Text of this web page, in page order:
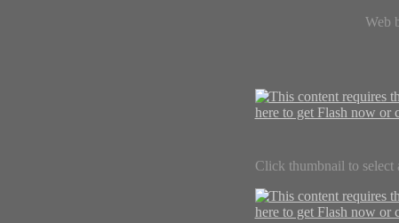
Web
Click thumbnail to select